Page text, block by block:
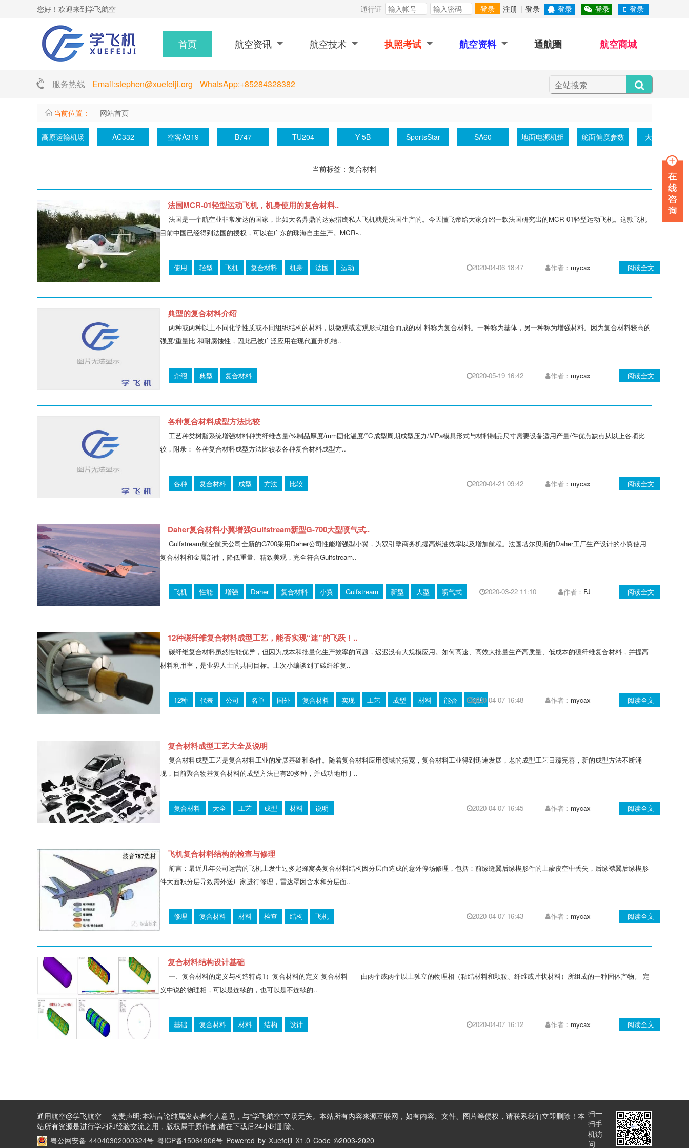
您好！欢迎来到学飞航空 通行证 登录 注册 | 登录 登录 登录 登录
首页 航空资讯 航空技术 执照考试 航空资料 通航圈 航空商城
服务热线 Email:stephen@xuefeiji.org WhatsApp:+85284328382
当前位置： 网站首页
高原运输机场 AC332 空客A319 B747 TU204 Y-5B SportsStar SA60 地面电源机组 舵面偏度参数 大气透射仪
当前标签：复合材料
法国MCR-01轻型运动飞机，机身使用的复合材料..
法国是一个航空业非常发达的国家，比如大名鼎鼎的达索猎鹰私人飞机就是法国生产的。今天懂飞帝给大家介绍一款法国研究出的MCR-01轻型运动飞机。这款飞机
目前中国已经得到法国的授权，可以在广东的珠海自主生产。MCR-..
使用 轻型 飞机 复合材料 机身 法国 运动 2020-04-06 18:47 作者： mycax 阅读全文
典型的复合材料介绍
两种或两种以上不同化学性质或不同组织结构的材料，以微观或宏观形式组合而成的材 料称为复合材料。一种称为基体，另一种称为增强材料。因为复合材料较高的
强度/重量比 和耐腐蚀性，因此已被广泛应用在现代直升机结..
介绍 典型 复合材料 2020-05-19 16:42 作者： mycax 阅读全文
各种复合材料成型方法比较
工艺种类树脂系统增强材料种类纤维含量/%制品厚度/mm固化温度/℃成型周期成型压力/MPa模具形式与材料制品尺寸需要设备适用产量/件优点缺点从以上各项比
较，附录： 各种复合材料成型方法比较表各种复合材料成型方..
各种 复合材料 成型 方法 比较 2020-04-21 09:42 作者： mycax 阅读全文
Daher复合材料小翼增强Gulfstream新型G-700大型喷气式..
Gulfstream航空航天公司全新的G700采用Daher公司性能增强型小翼，为双引擎商务机提高燃油效率以及增加航程。法国塔尔贝斯的Daher工厂生产设计的小翼使用
复合材料和金属部件，降低重量、精致美观，完全符合Gulfstream..
飞机 性能 增强 Daher 复合材料 小翼 Gulfstream 新型 大型 喷气式 2020-03-22 11:10 作者： FJ 阅读全文
12种碳纤维复合材料成型工艺，能否实现“速”的飞跃！..
碳纤维复合材料虽然性能优异，但因为成本和批量化生产效率的问题，迟迟没有大规模应用。如何高速、高效大批量生产高质量、低成本的碳纤维复合材料，并提高
材料利用率，是业界人士的共同目标。上次小编谈到了碳纤维复..
12种 代表 公司 名单 国外 复合材料 实现 工艺 成型 材料 能否 飞跃
2020-04-07 16:48 作者： mycax 阅读全文
复合材料成型工艺大全及说明
复合材料成型工艺是复合材料工业的发展基础和条件。随着复合材料应用领域的拓宽，复合材料工业得到迅速发展，老的成型工艺日臻完善，新的成型方法不断涌
现，目前聚合物基复合材料的成型方法已有20多种，并成功地用于..
复合材料 大全 工艺 成型 材料 说明 2020-04-07 16:45 作者： mycax 阅读全文
飞机复合材料结构的检查与修理
前言：最近几年公司运营的飞机上发生过多起蜂窝类复合材料结构因分层而造成的意外停场修理，包括：前缘缝翼后缘楔形件的上蒙皮空中丢失，后缘襟翼后缘楔形
件大面积分层导致需外送厂家进行修理，雷达罩因含水和分层面..
修理 复合材料 材料 检查 结构 飞机 2020-04-07 16:43 作者： mycax 阅读全文
复合材料结构设计基础
一、复合材料的定义与构造特点1）复合材料的定义 复合材料——由两个或两个以上独立的物理相（粘结材料和颗粒、纤维或片状材料）所组成的一种固体产物。 定
义中说的物理相，可以是连续的，也可以是不连续的..
基础 复合材料 材料 结构 设计 2020-04-07 16:12 作者： mycax 阅读全文
通用航空@学飞航空 免责声明:本站言论纯属发表者个人意见，与“学飞航空”立场无关。本站所有内容来源互联网，如有内容、文件、图片等侵权，请联系我们立即删除！本
站所有资源是进行学习和经验交流之用，版权属于原作者,请在下载后24小时删除。
粤公网安备 44040302000324号 粤ICP备15064906号 Powered by Xuefeiji X1.0 Code ©2003-2020
扫一
扫手
机访
问